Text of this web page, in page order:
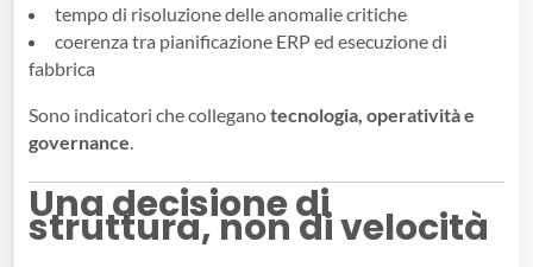
tempo di risoluzione delle anomalie critiche
coerenza tra pianificazione ERP ed esecuzione di
fabbrica
Sono indicatori che colleganotecnologia, operatività e
governance
Una decisione di
struttura, non di velocità